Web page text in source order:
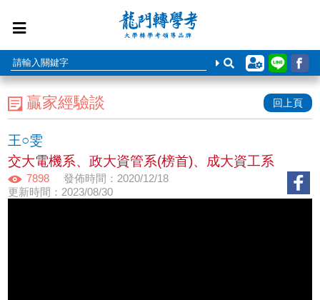
贏家經驗談 回上頁
王○雯
交大電機系、政大資管系(榜首)、成大資工系
7898
發佈時間：2020/12/18
更新時間：2023/08/30